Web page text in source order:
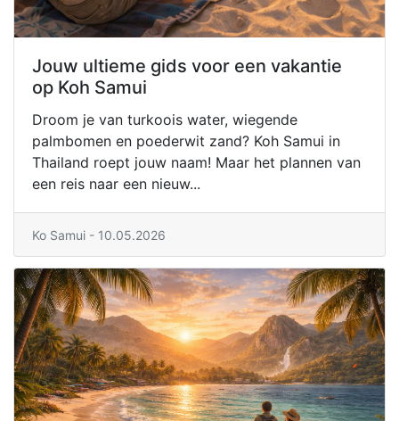
Jouw ultieme gids voor een vakantie
op Koh Samui
Droom je van turkoois water, wiegende
palmbomen en poederwit zand? Koh Samui in
Thailand roept jouw naam! Maar het plannen van
een reis naar een nieuw...
Ko Samui - 10.05.2026